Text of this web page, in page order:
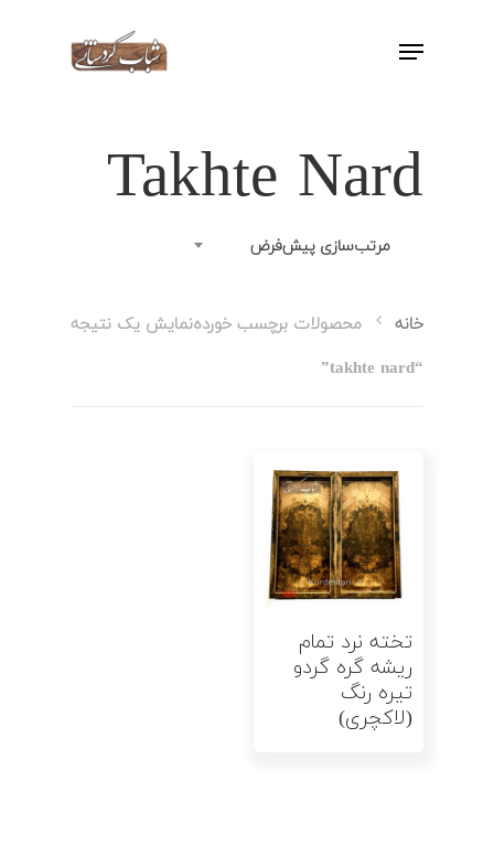
Takhte Nard
مرتب‌سازی پیش‌فرض
نمایش یک نتیجه خانه
محصولات برچسب خورده
“takhte nard”
اطلاعات بیشتر
تخته نرد تمام
ریشه گره گردو
تیره رنگ
(لاکچری)